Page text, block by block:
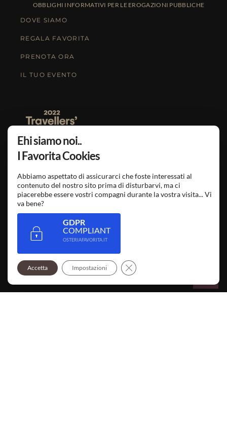
OBBLIGHI INFORMATIVI PER LE EROGAZIONI PUBBLICHE
DOVE SIAMO
REGALA FAVORITA
PRENOTA ORA
IL TUO EVENTO
NEWSLETTER
Rimani aggiornato su novità ed eventi